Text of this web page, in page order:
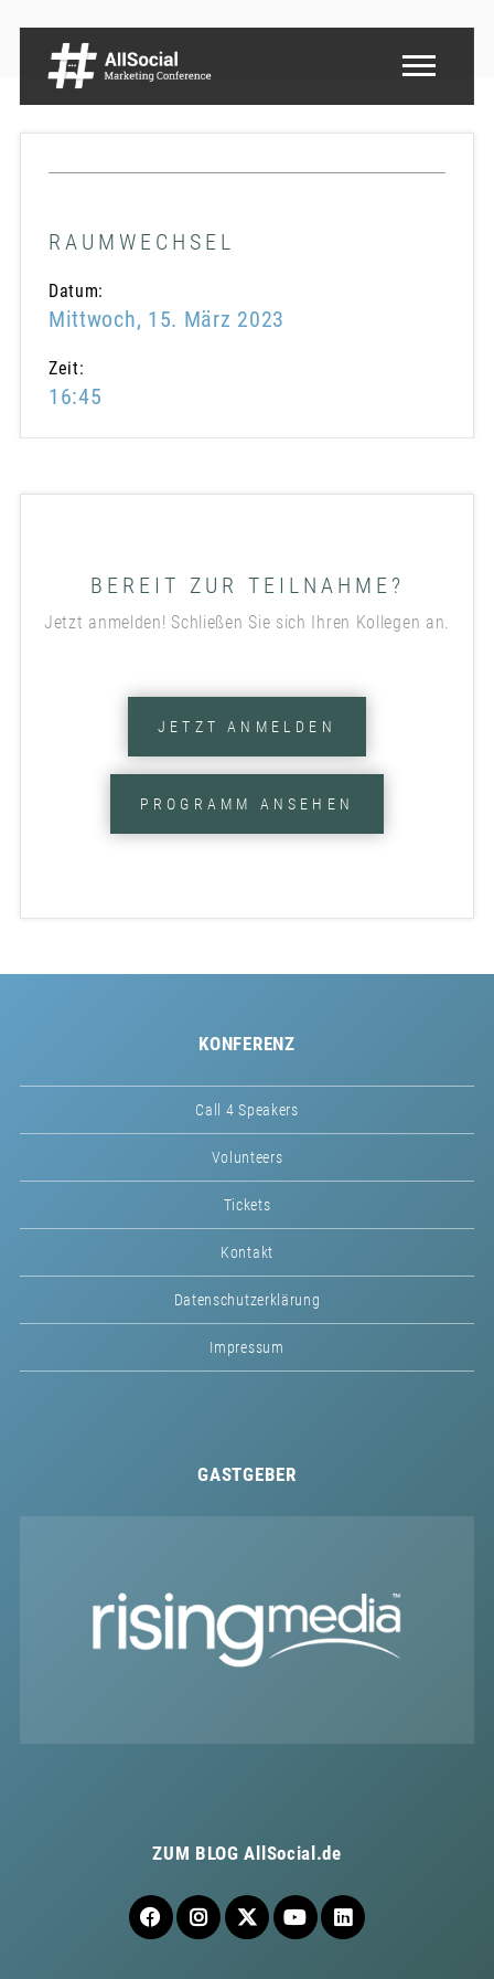
RAUMWECHSEL
Datum:
Mittwoch, 15. März 2023
Zeit:
16:45
BEREIT ZUR TEILNAHME?
Jetzt anmelden! Schließen Sie sich Ihren Kollegen an.
JETZT ANMELDEN
PROGRAMM ANSEHEN
KONFERENZ
Call 4 Speakers
Volunteers
Tickets
Kontakt
Datenschutzerklärung
Impressum
GASTGEBER
ZUM BLOGAllSocial.de